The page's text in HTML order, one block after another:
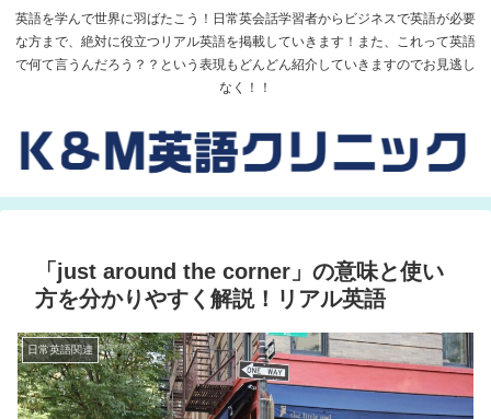
英語を学んで世界に羽ばたこう！日常英会話学習者からビジネスで英語が必要
な方まで、絶対に役立つリアル英語を掲載していきます！また、これって英語
で何て言うんだろう？？という表現もどんどん紹介していきますのでお見逃し
なく！！
「just around the corner」の意味と使い
方を分かりやすく解説！リアル英語
日常英語関連